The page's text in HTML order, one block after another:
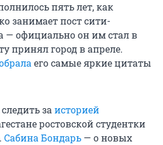
пять лет, как
занимает пост сити-
— официально он им стал в
принял город в апреле.
его самые яркие цитаты
за историей
ростовской студентки
Сабина Бондарь — о новых